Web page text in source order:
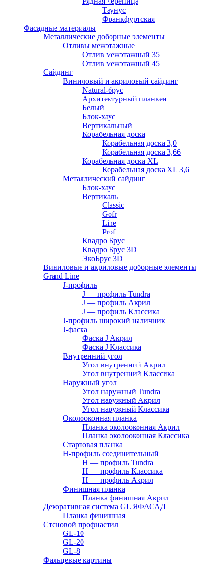
Таунус
Франкфуртская
Фасадные материалы
Металлические доборные элементы
Отливы межэтажные
Отлив межэтажный 35
Отлив межэтажный 45
Сайдинг
Виниловый и акриловый сайдинг
Natural-брус
Архитектурный планкен
Белый
Блок-хаус
Вертикальный
Корабельная доска
Корабельная доска 3,0
Корабельная доска 3,66
Корабельная доска XL
Корабельная доска XL 3,6
Металлический сайдинг
Блок-хаус
Вертикаль
Classic
Gofr
Line
Prof
Квадро Брус
Квадро Брус 3D
ЭкоБрус 3D
Виниловые и акриловые доборные элементы
Grand Line
J-профиль
J — профиль Tundra
J — профиль Акрил
J — профиль Классика
J-профиль широкий наличник
J-фаска
Фаска J Акрил
Фаска J Классика
Внутренний угол
Угол внутренний Акрил
Угол внутренний Классика
Наружный угол
Угол наружный Tundra
Угол наружный Акрил
Угол наружный Классика
Околооконная планка
Планка околооконная Акрил
Планка околооконная Классика
Стартовая планка
H-профиль соединительный
Н — профиль Tundra
H — профиль Классика
Н — профиль Акрил
Финишная планка
Планка финишная Акрил
Декоративная система GL ЯФАСАД
Планка финишная
Стеновой профнастил
GL-10
GL-20
GL-8
Фальцевые картины